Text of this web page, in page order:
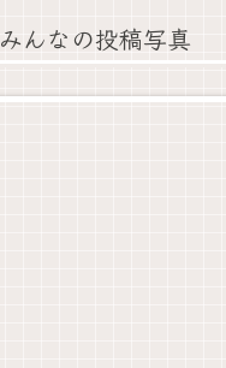
みんなの投稿写真